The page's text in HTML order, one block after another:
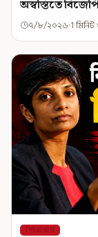
অস্বস্তিতে
৭/৮/২০২৬ 1
শিরোনাম